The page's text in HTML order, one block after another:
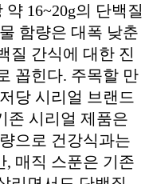
16~20g의 단백질
함량은 대폭 낮춘
질 간식에 대한 진
꼽힌다. 주목할 만
당 시리얼 브랜드
존 시리얼 제품은
으로 건강식과는
, 매직 스푼은 기존